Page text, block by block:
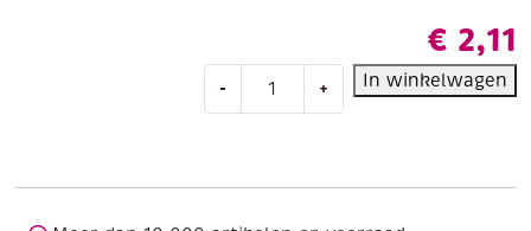
€ 2,11
-
lasergesneden
+ In winkelwagen